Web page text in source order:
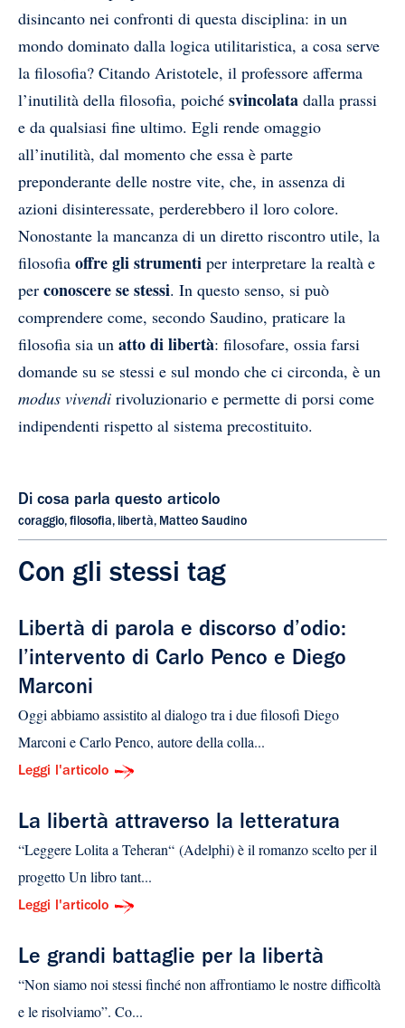
disincanto nei confronti di questa disciplina: in un
mondo dominato dalla logica utilitaristica, a cosa serve
la filosofia? Citando Aristotele, il professore afferma
l’inutilità della filosofia, poiché svincolata dalla prassi
e da qualsiasi fine ultimo. Egli rende omaggio
all’inutilità, dal momento che essa è parte
preponderante delle nostre vite, che, in assenza di
azioni disinteressate, perderebbero il loro colore.
Nonostante la mancanza di un diretto riscontro utile, la
filosofia offre gli strumenti per interpretare la realtà e
per conoscere se stessi. In questo senso, si può
comprendere come, secondo Saudino, praticare la
filosofia sia un atto di libertà: filosofare, ossia farsi
domande su se stessi e sul mondo che ci circonda, è un
modus vivendi rivoluzionario e permette di porsi come
indipendenti rispetto al sistema precostituito.
Di cosa parla questo articolo
coraggio, filosofia, libertà, Matteo Saudino
Con gli stessi tag
Libertà di parola e discorso d’odio:
l’intervento di Carlo Penco e Diego
Marconi
Oggi abbiamo assistito al dialogo tra i due filosofi Diego
Marconi e Carlo Penco, autore della colla...
Leggi l'articolo
La libertà attraverso la letteratura
“Leggere Lolita a Teheran“ (Adelphi) è il romanzo scelto per il
progetto Un libro tant...
Leggi l'articolo
Le grandi battaglie per la libertà
“Non siamo noi stessi finché non affrontiamo le nostre difficoltà
e le risolviamo”. Co...